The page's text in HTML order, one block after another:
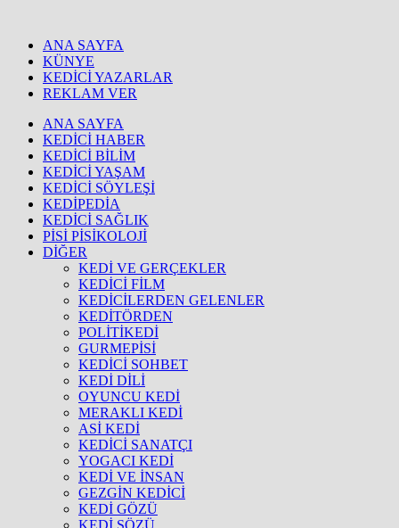
ANA SAYFA
KÜNYE
KEDİCİ YAZARLAR
REKLAM VER
ANA SAYFA
KEDİCİ HABER
KEDİCİ BİLİM
KEDİCİ YAŞAM
KEDİCİ SÖYLEŞİ
KEDİPEDİA
KEDİCİ SAĞLIK
PİSİ PİSİKOLOJİ
DİĞER
KEDİ VE GERÇEKLER
KEDİCİ FİLM
KEDİCİLERDEN GELENLER
KEDİTÖRDEN
POLİTİKEDİ
GURMEPİSİ
KEDİCİ SOHBET
KEDİ DİLİ
OYUNCU KEDİ
MERAKLI KEDİ
ASİ KEDİ
KEDİCİ SANATÇI
YOGACI KEDİ
KEDİ VE İNSAN
GEZGİN KEDİCİ
KEDİ GÖZÜ
KEDİ SÖZÜ